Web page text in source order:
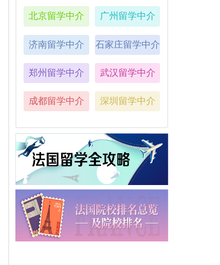
北京留学中介 广州留学中介
济南留学中介 石家庄留学中介
郑州留学中介 武汉留学中介
成都留学中介 深圳留学中介